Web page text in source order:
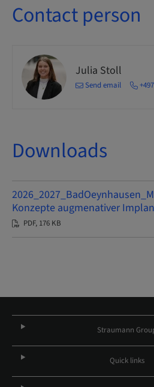
Contact person
Julia Stoll
Send email
Downloads
Konzepte augmenativer
PDF, 176 KB
Straumann
Quick links